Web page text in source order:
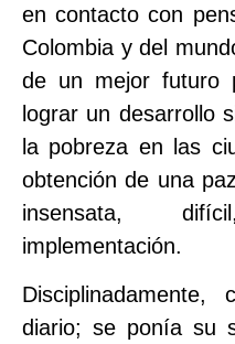
en contacto con
Colombia y del
de un mejor futuro
lograr un desarrollo
la pobreza en las
obtención de una
insensata,
implementación.
diario; se ponía su